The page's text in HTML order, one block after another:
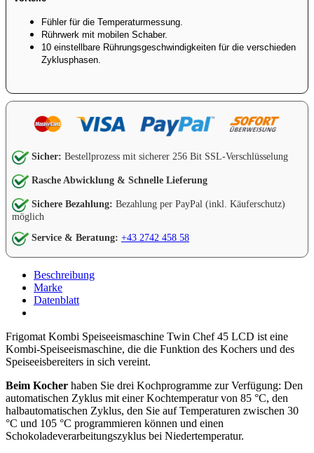
Fühler für die Temperaturmessung.
Rührwerk mit mobilen Schaber.
10 einstellbare Rührungsgeschwindigkeiten für die verschieden
Zyklusphasen.
Sicher: Bestellprozess mit sicherer 256 Bit SSL-Verschlüsselung
Rasche Abwicklung & Schnelle Lieferung
Sichere Bezahlung: Bezahlung per PayPal (inkl. Käuferschutz)
möglich
Service & Beratung: +43 2742 458 58
Beschreibung
Marke
Datenblatt
Frigomat Kombi Speiseeismaschine Twin Chef 45 LCD ist eine
Kombi-Speiseeismaschine, die die Funktion des Kochers und des
Speiseeisbereiters in sich vereint.
Beim Kocher haben Sie drei Kochprogramme zur Verfügung: Den
automatischen Zyklus mit einer Kochtemperatur von 85 °C, den
halbautomatischen Zyklus, den Sie auf Temperaturen zwischen 30
°C und 105 °C programmieren können und einen
Schokoladeverarbeitungszyklus bei Niedertemperatur.